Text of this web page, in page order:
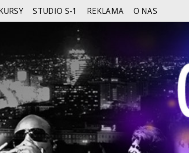
STUDIO S-1 REKLAMA O NAS